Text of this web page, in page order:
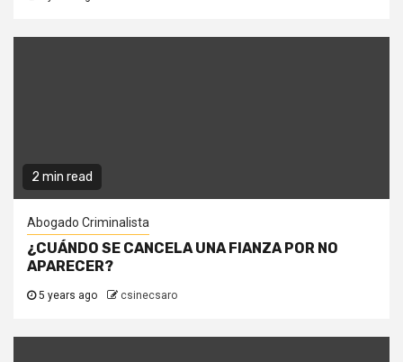
2 min read
Abogado Criminalista
¿CUÁNDO SE CANCELA UNA FIANZA POR NO
APARECER?
5 years ago csinecsaro